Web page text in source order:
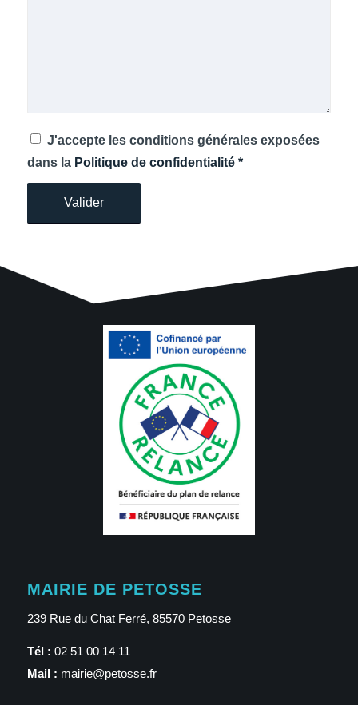
J'accepte les conditions générales exposées
dans la Politique de confidentialité *
MAIRIE DE PETOSSE
239 Rue du Chat Ferré, 85570 Petosse
Tél : 02 51 00 14 11
Mail : mairie@petosse.fr